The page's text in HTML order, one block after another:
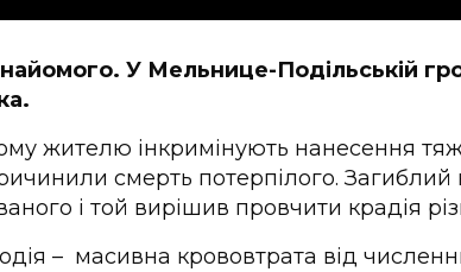
У Мельнице-Подільській
жителю інкримінують нанесення
смерть потерпілого. Загиблий
і той вирішив провчити крадія
– масивна крововтрата від